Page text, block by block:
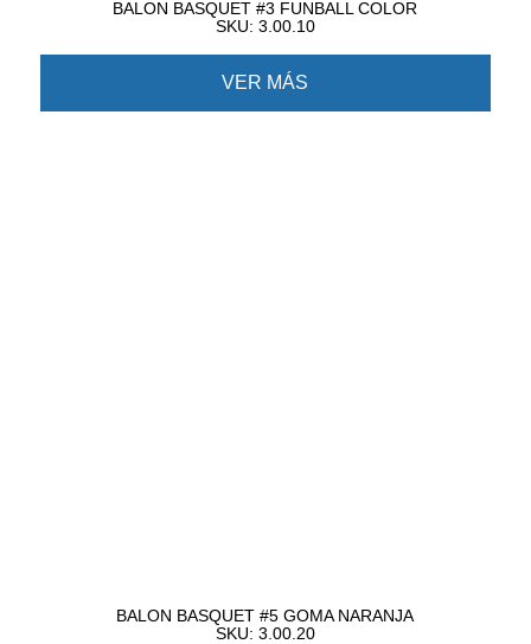
BALON BASQUET #3 FUNBALL COLOR
SKU: 3.00.10
VER MÁS
BALON BASQUET #5 GOMA NARANJA
SKU: 3.00.20